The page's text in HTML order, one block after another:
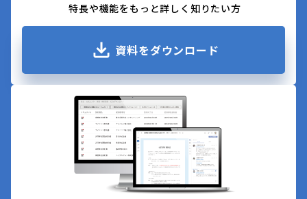
特長や機能をもっと詳しく知りたい方
資料をダウンロード